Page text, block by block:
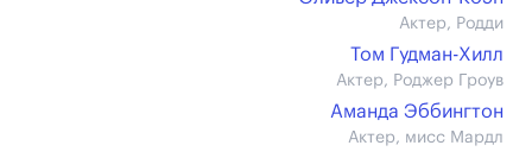
Актер, Родди
Том Гудман-Хилл
Актер, Роджер Гроув
Аманда Эббингтон
Актер, мисс Мардл